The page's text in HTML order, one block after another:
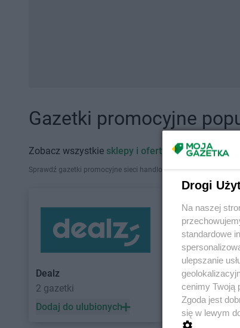
Gazetki promocyjne
Zobacz wszystkie sklepy i oferty promocyjne
Sprawdź gazetki promocyjne sieci handlowych, które działają w
Dealz
2 gazetki
Dodaj do ulubionych
11 gazetek
Dodaj do
Drogi
Na naszej
standardowe
ulepszanie
cenimy Twoją
Zgoda jest
się w lewym